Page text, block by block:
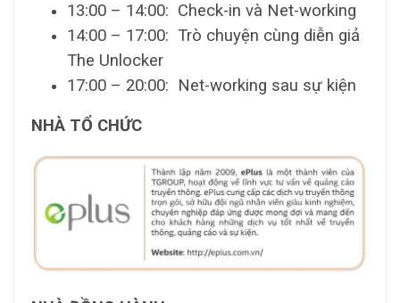
13:00 – 14:00: Check-in và Net-working
14:00 – 17:00: Trò chuyện cùng diễn giả
The Unlocker
17:00 – 20:00: Net-working sau sự kiện
NHÀ TỔ CHỨC